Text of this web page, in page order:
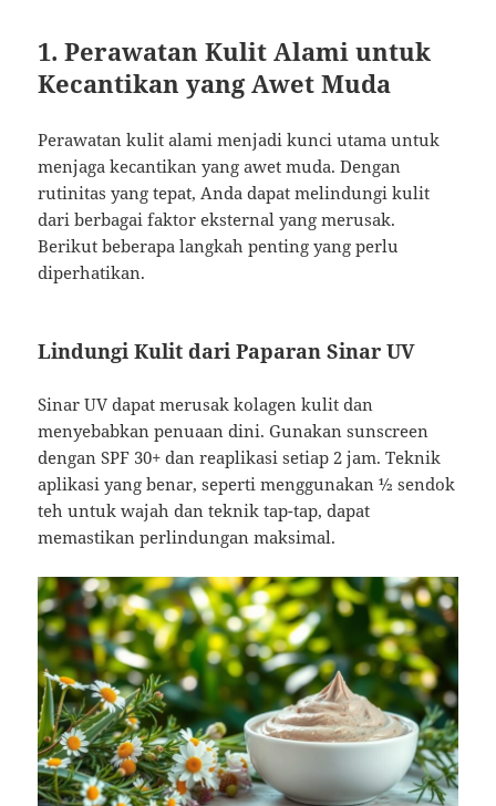
1. Perawatan Kulit Alami untuk
Kecantikan yang Awet Muda
Perawatan kulit alami menjadi kunci utama untuk
menjaga kecantikan yang awet muda. Dengan
rutinitas yang tepat, Anda dapat melindungi kulit
dari berbagai faktor eksternal yang merusak.
Berikut beberapa langkah penting yang perlu
diperhatikan.
Lindungi Kulit dari Paparan Sinar UV
Sinar UV dapat merusak kolagen kulit dan
menyebabkan penuaan dini. Gunakan sunscreen
dengan SPF 30+ dan reaplikasi setiap 2 jam. Teknik
aplikasi yang benar, seperti menggunakan ½ sendok
teh untuk wajah dan teknik tap-tap, dapat
memastikan perlindungan maksimal.